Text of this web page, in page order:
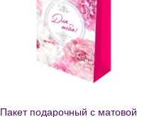
Пакет подарочный с матовой